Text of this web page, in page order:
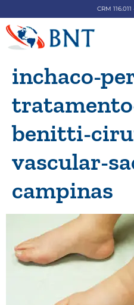
CRM 116.011
inchaco-
benitti-
vascular-
campinas